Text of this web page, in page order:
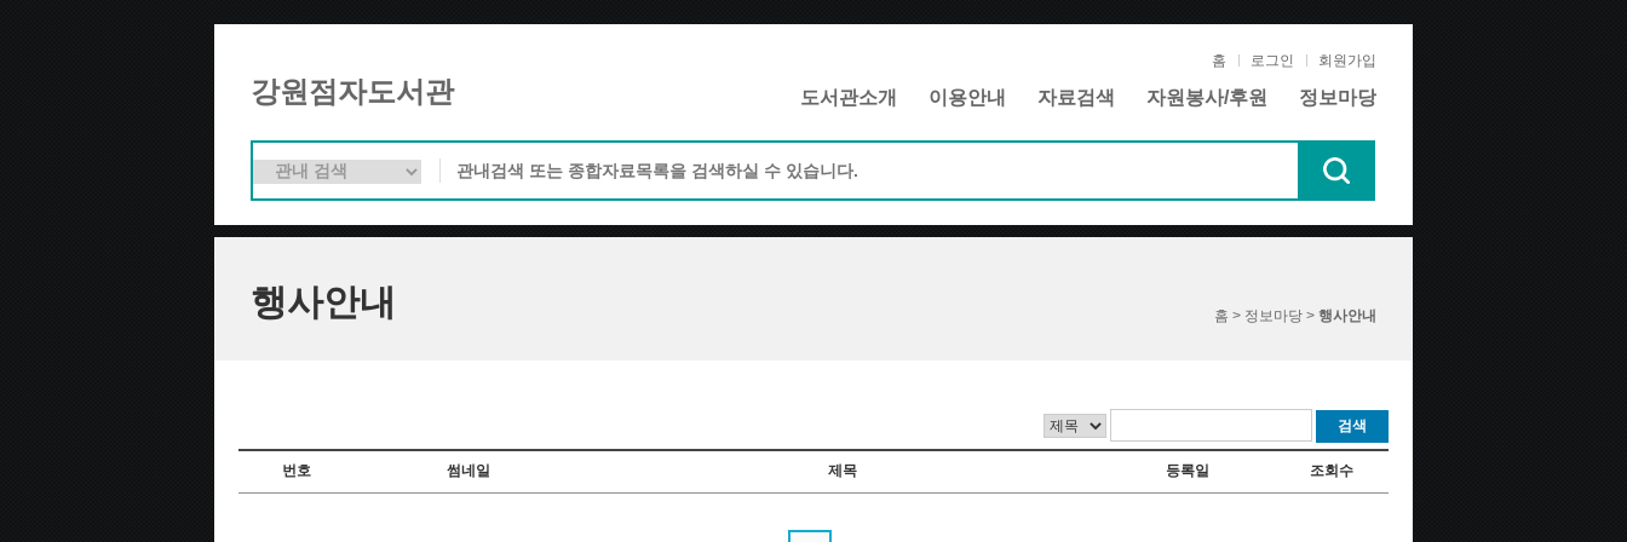
강원점자도서관
홈 로그인 회원가입
도서관소개 이용안내 자료검색 자원봉사/후원 정보마당
행사안내 홈 > 정보마당 > 행사안내
검색
번호 썸네일 제목 등록일 조회수